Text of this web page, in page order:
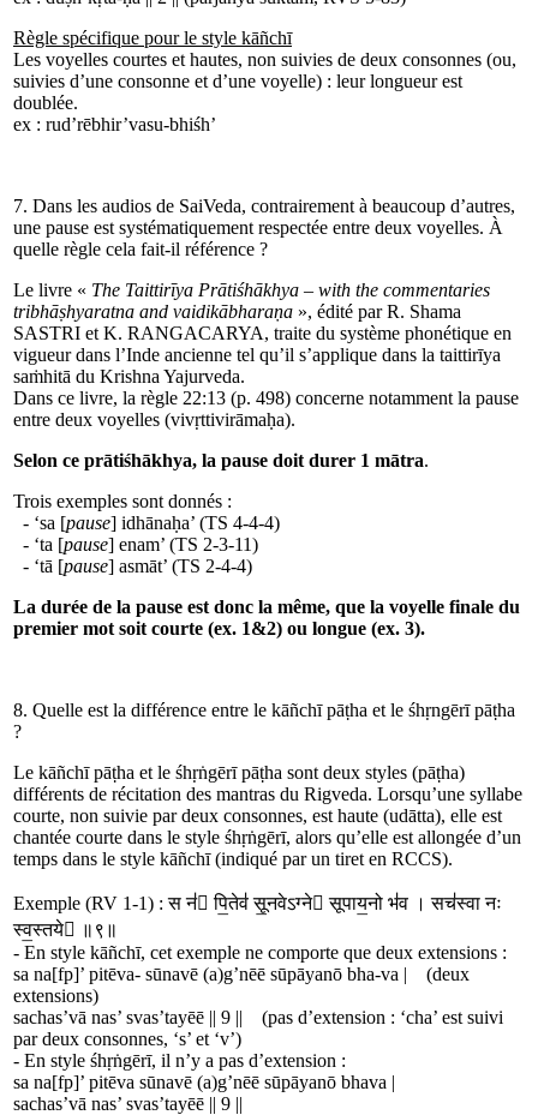
Règle spécifique pour le style kāñchī
Les voyelles courtes et hautes, non suivies de deux consonnes (ou,
suivies d’une consonne et d’une voyelle) : leur longueur est
doublée.
ex : rud’rēbhir’vasu-bhiśh’
7. Dans les audios de SaiVeda, contrairement à beaucoup d’autres,
une pause est systématiquement respectée entre deux voyelles. À
quelle règle cela fait-il référence ?
Le livre « The Taittirīya Prātiśhākhya – with the commentaries
tribhāṣhyaratna and vaidikābharaṇa », édité par R. Shama
SASTRI et K. RANGACARYA, traite du système phonétique en
vigueur dans l’Inde ancienne tel qu’il s’applique dans la taittirīya
saṁhitā du Krishna Yajurveda.
Dans ce livre, la règle 22:13 (p. 498) concerne notamment la pause
entre deux voyelles (vivṛttivirāmaḥa).
Selon ce prātiśhākhya, la pause doit durer 1 mātra.
Trois exemples sont donnés :
- ‘sa [pause] idhānaḥa’ (TS 4-4-4)
- ‘ta [pause] enam’ (TS 2-3-11)
- ‘tā [pause] asmāt’ (TS 2-4-4)
La durée de la pause est donc la même, que la voyelle finale du
premier mot soit courte (ex. 1&2) ou longue (ex. 3).
8. Quelle est la différence entre le kāñchī pāṭha et le śhṛngērī pāṭha
?
Le kāñchī pāṭha et le śhṛṅgērī pāṭha sont deux styles (pāṭha)
différents de récitation des mantras du Rigveda. Lorsqu’une syllabe
courte, non suivie par deux consonnes, est haute (udātta), elle est
chantée courte dans le style śhṛṅgērī, alors qu’elle est allongée d’un
temps dans le style kāñchī (indiqué par un tiret en RCCS).
Exemple (RV 1-1) :स न॑ पि॒तेव॑सू॒नवेऽग्ने सूपाय॒नो भ॑व । सच॑स्वा नः
स्व॒स्तये ॥९॥
- En style kāñchī, cet exemple ne comporte que deux extensions :
sa na[fp]’ pitēva- sūnavē (a)g’nēē sūpāyanō bha-va | (deux
extensions)
sachas’vā nas’ svas’tayēē || 9 || (pas d’extension : ‘cha’ est suivi
par deux consonnes, ‘s’ et ‘v’)
- En style śhṛṅgērī, il n’y a pas d’extension :
sa na[fp]’ pitēva sūnavē (a)g’nēē sūpāyanō bhava |
sachas’vā nas’ svas’tayēē || 9 ||